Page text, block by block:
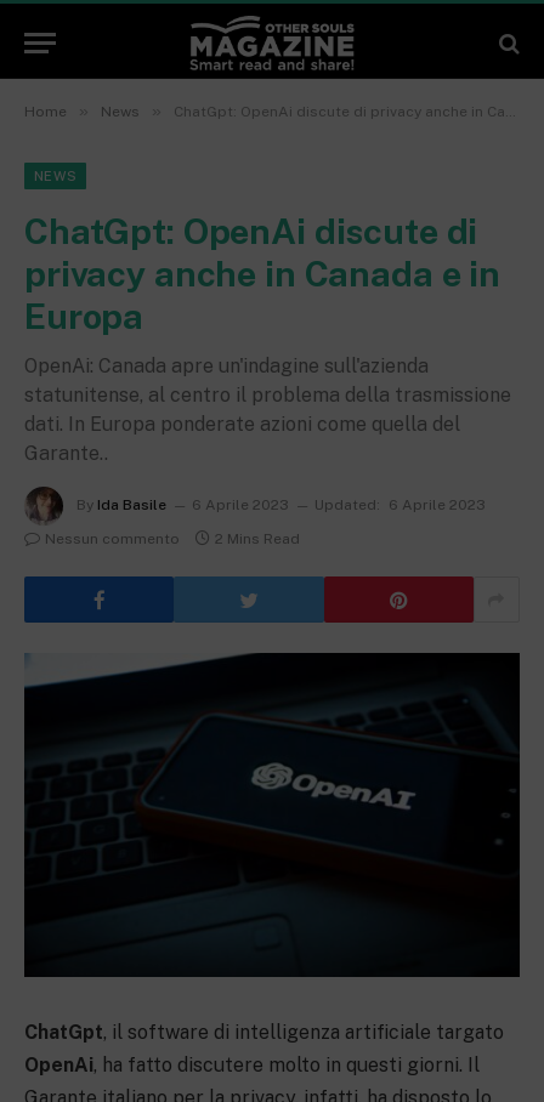
Home » News » ChatGpt: OpenAi discute di privacy anche in Canada e in Europa
NEWS
ChatGpt: OpenAi discute di
privacy anche in Canada e in
Europa
OpenAi: Canada apre un'indagine sull'azienda
statunitense, al centro il problema della trasmissione
dati. In Europa ponderate azioni come quella del
Garante..
By Ida Basile 6 Aprile 2023 Updated:
6 Aprile 2023
Nessun commento
2 Mins Read
ChatGpt, il software di intelligenza artificiale targato
OpenAi, ha fatto discutere molto in questi giorni. Il
Garante italiano per la privacy, infatti, ha disposto lo